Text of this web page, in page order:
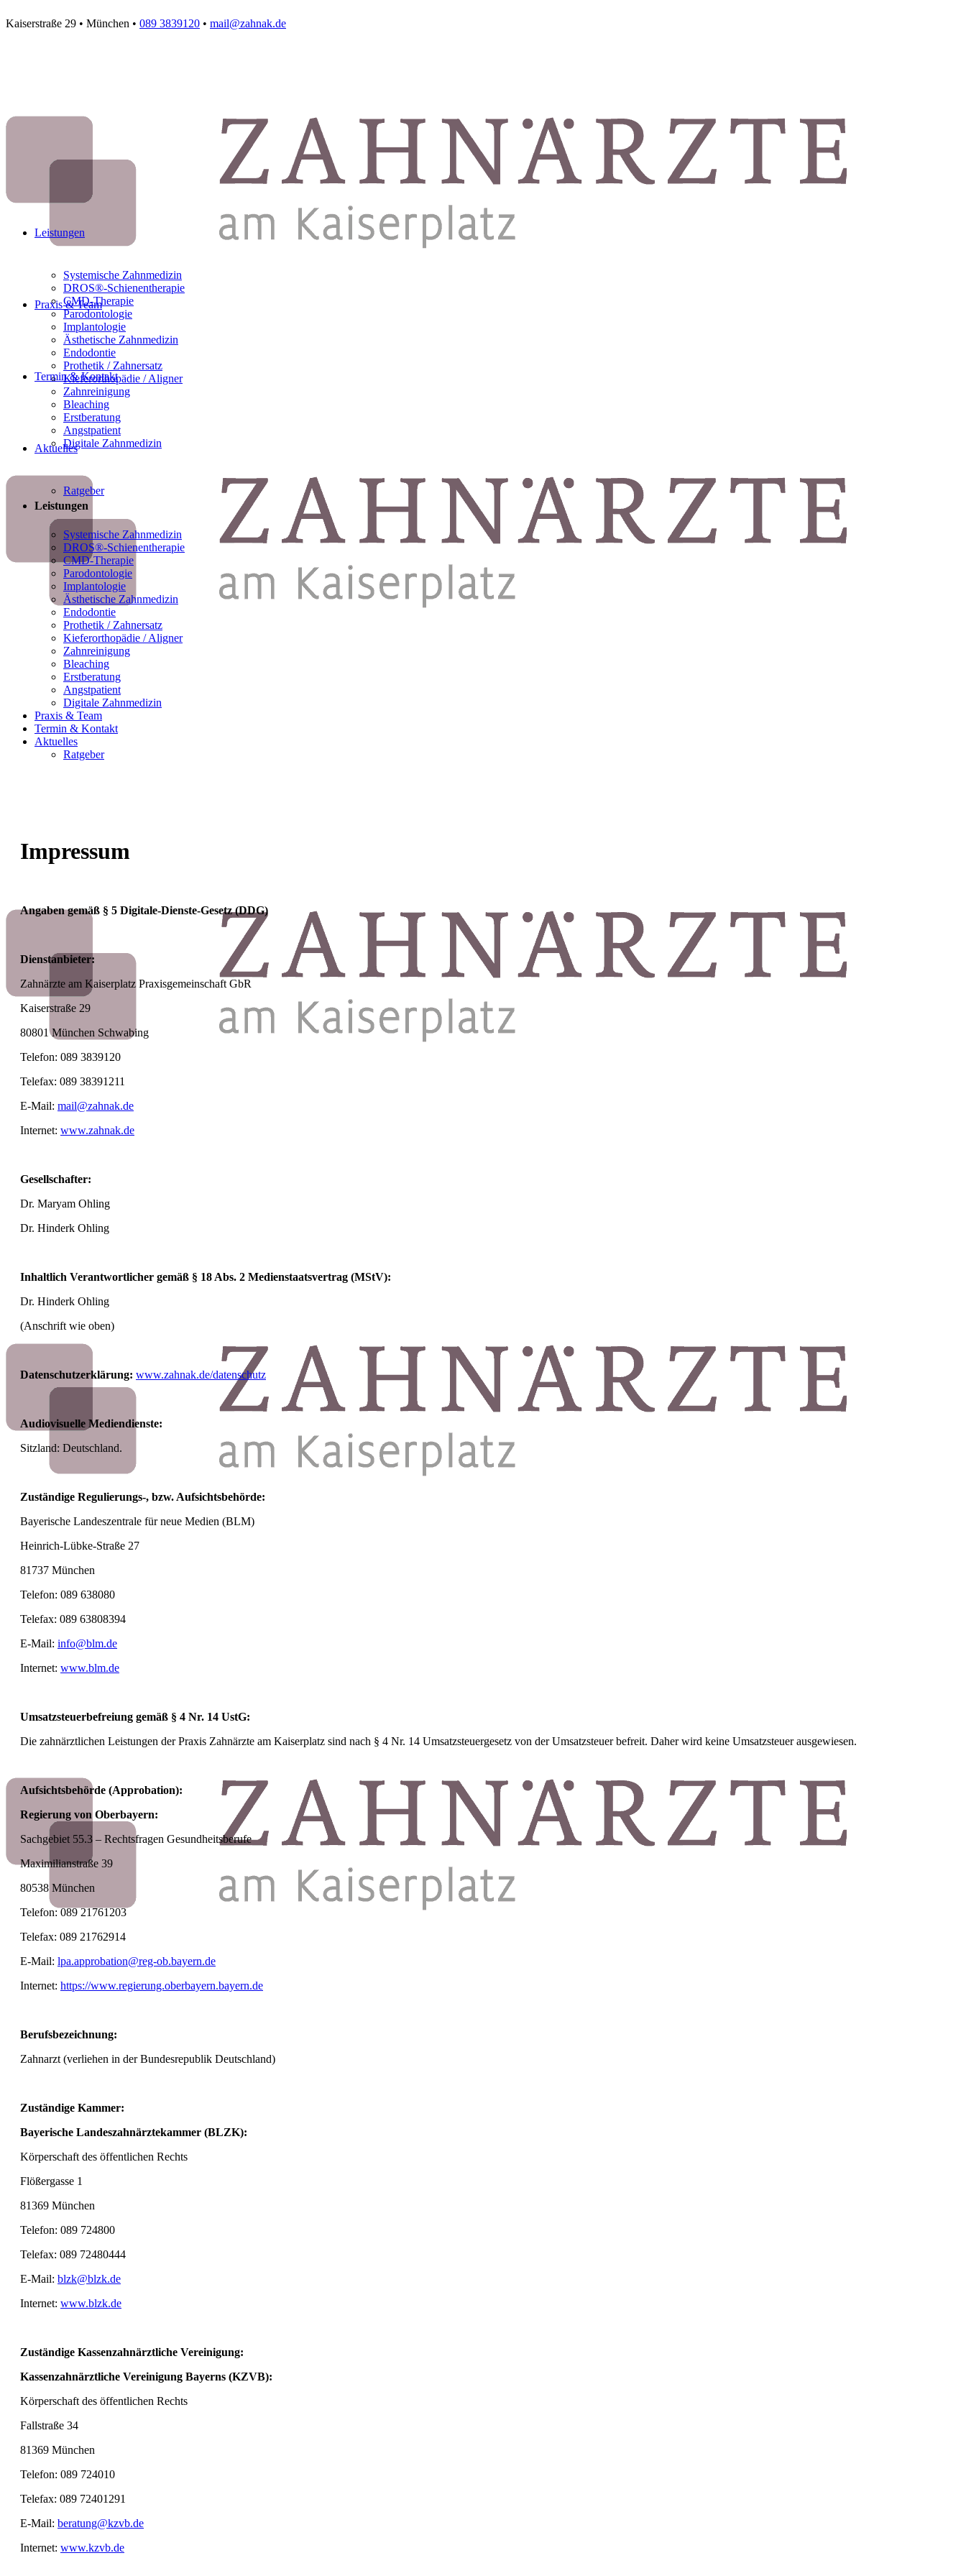
Kaiserstraße 29 • München • 089 3839120 • mail@zahnak.de
Leistungen
Systemische Zahnmedizin
DROS®-Schienentherapie
CMD-Therapie
Parodontologie
Implantologie
Ästhetische Zahnmedizin
Endodontie
Prothetik / Zahnersatz
Kieferorthopädie / Aligner
Zahnreinigung
Bleaching
Erstberatung
Angstpatient
Digitale Zahnmedizin
Praxis & Team
Termin & Kontakt
Aktuelles
Ratgeber
Leistungen
Systemische Zahnmedizin
DROS®-Schienentherapie
CMD-Therapie
Parodontologie
Implantologie
Ästhetische Zahnmedizin
Endodontie
Prothetik / Zahnersatz
Kieferorthopädie / Aligner
Zahnreinigung
Bleaching
Erstberatung
Angstpatient
Digitale Zahnmedizin
Praxis & Team
Termin & Kontakt
Aktuelles
Ratgeber
Impressum
Angaben gemäß § 5 Digitale-Dienste-Gesetz (DDG)
Dienstanbieter:
Zahnärzte am Kaiserplatz Praxisgemeinschaft GbR
Kaiserstraße 29
80801 München Schwabing
Telefon: 089 3839120
Telefax: 089 38391211
E-Mail: mail@zahnak.de
Internet: www.zahnak.de
Gesellschafter:
Dr. Maryam Ohling
Dr. Hinderk Ohling
Inhaltlich Verantwortlicher gemäß § 18 Abs. 2 Medienstaatsvertrag (MStV):
Dr. Hinderk Ohling
(Anschrift wie oben)
Datenschutzerklärung: www.zahnak.de/datenschutz
Audiovisuelle Mediendienste:
Sitzland: Deutschland.
Zuständige Regulierungs-, bzw. Aufsichtsbehörde:
Bayerische Landeszentrale für neue Medien (BLM)
Heinrich-Lübke-Straße 27
81737 München
Telefon: 089 638080
Telefax: 089 63808394
E-Mail: info@blm.de
Internet: www.blm.de
Umsatzsteuerbefreiung gemäß § 4 Nr. 14 UstG:
Die zahnärztlichen Leistungen der Praxis Zahnärzte am Kaiserplatz sind nach § 4 Nr. 14 Umsatzsteuergesetz von der Umsatzsteuer befreit. Daher wird keine Umsatzsteuer ausgewiesen.
Aufsichtsbehörde (Approbation):
Regierung von Oberbayern:
Sachgebiet 55.3 – Rechtsfragen Gesundheitsberufe
Maximilianstraße 39
80538 München
Telefon: 089 21761203
Telefax: 089 21762914
E-Mail: lpa.approbation@reg-ob.bayern.de
Internet: https://www.regierung.oberbayern.bayern.de
Berufsbezeichnung:
Zahnarzt (verliehen in der Bundesrepublik Deutschland)
Zuständige Kammer:
Bayerische Landeszahnärztekammer (BLZK):
Körperschaft des öffentlichen Rechts
Flößergasse 1
81369 München
Telefon: 089 724800
Telefax: 089 72480444
E-Mail: blzk@blzk.de
Internet: www.blzk.de
Zuständige Kassenzahnärztliche Vereinigung:
Kassenzahnärztliche Vereinigung Bayerns (KZVB):
Körperschaft des öffentlichen Rechts
Fallstraße 34
81369 München
Telefon: 089 724010
Telefax: 089 72401291
E-Mail: beratung@kzvb.de
Internet: www.kzvb.de